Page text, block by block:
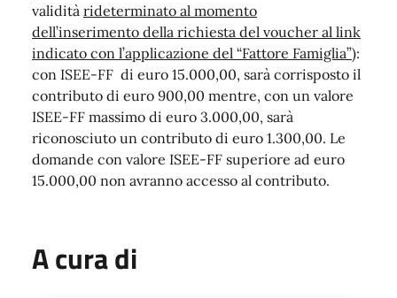
validità rideterminato al momento
dell’inserimento della richiesta del voucher al link
indicato con l’applicazione del “Fattore Famiglia”):
con ISEE-FF di euro 15.000,00, sarà corrisposto il
contributo di euro 900,00 mentre, con un valore
ISEE-FF massimo di euro 3.000,00, sarà
riconosciuto un contributo di euro 1.300,00. Le
domande con valore ISEE-FF superiore ad euro
15.000,00 non avranno accesso al contributo.
A cura di